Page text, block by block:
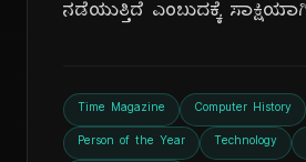
ನಡೆಯುತ್ತಿದೆ ಎಂಬುದಕ್ಕೆ
Time Magazine Computer History
Person of the Year Technology